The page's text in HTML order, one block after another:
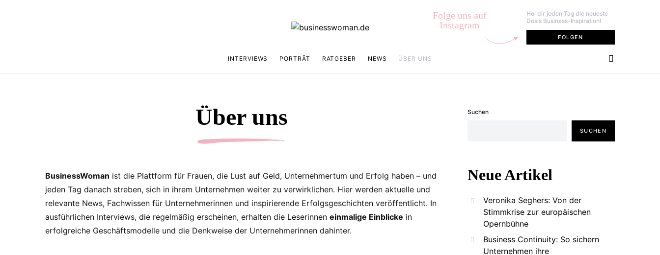
Folge uns auf
Instagram
Hol dir jeden Tag die neueste
Dosis Business-Inspiration!
FOLGEN
INTERVIEWS PORTRÄT RATGEBER NEWS ÜBER UNS
Über uns
BusinessWoman ist die Plattform für Frauen, die Lust auf Geld, Unternehmertum und Erfolg haben – und
jeden Tag danach streben, sich in ihrem Unternehmen weiter zu verwirklichen. Hier werden aktuelle und
relevante News, Fachwissen für Unternehmerinnen und inspirierende Erfolgsgeschichten veröffentlicht. In
ausführlichen Interviews, die regelmäßig erscheinen, erhalten die Leserinnen einmalige Einblicke in
erfolgreiche Geschäftsmodelle und die Denkweise der Unternehmerinnen dahinter.
Suchen
SUCHEN
Neue Artikel
Veronika Seghers: Von der
Stimmkrise zur europäischen
Opernbühne
Business Continuity: So sichern
Unternehmen ihre